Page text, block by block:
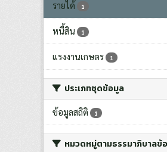
รายได้ 1
หนี้สิน 1
แรงงานเกษตร 1
ประเภทชุดข้อมูล
ข้อมูลสถิติ 1
หมวดหมู่ตามธรรมาภิบาลข้